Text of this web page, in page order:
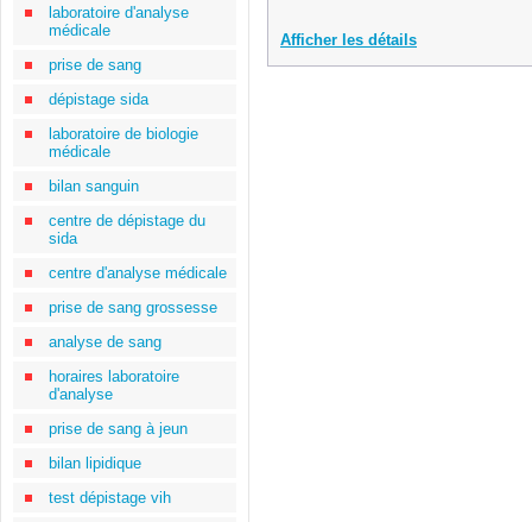
laboratoire d'analyse
médicale
prise de sang
dépistage sida
laboratoire de biologie
médicale
bilan sanguin
centre de dépistage du
sida
centre d'analyse médicale
prise de sang grossesse
analyse de sang
horaires laboratoire
d'analyse
prise de sang à jeun
bilan lipidique
test dépistage vih
Afficher les détails